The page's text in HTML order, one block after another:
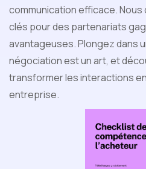
communication efficace.
clés pour des partenariats
avantageuses. Plongez dans
négociation est un art, et
transformer les interactions
entreprise.